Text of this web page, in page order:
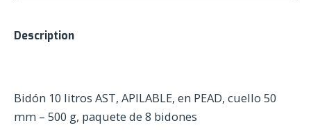
50
g
quantity
Description
Bidón 10 litros AST, APILABLE, en PEAD, cuello 50
mm – 500 g, paquete de 8 bidones